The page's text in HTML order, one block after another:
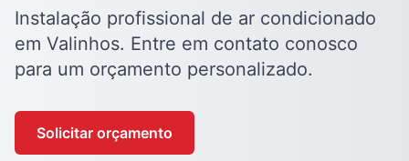
Instalação profissional de ar condicionado
em Valinhos. Entre em contato conosco
para um orçamento personalizado.
Solicitar orçamento